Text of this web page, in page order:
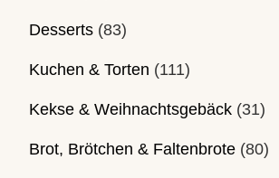
Desserts (83)
Kuchen & Torten (111)
Kekse & Weihnachtsgebäck (31)
Brot, Brötchen & Faltenbrote (80)